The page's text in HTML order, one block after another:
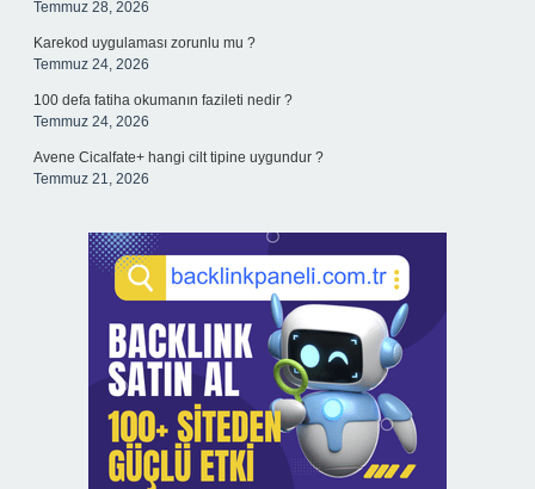
Temmuz 28, 2026
Karekod uygulaması zorunlu mu ?
Temmuz 24, 2026
100 defa fatiha okumanın fazileti nedir ?
Temmuz 24, 2026
Avene Cicalfate+ hangi cilt tipine uygundur ?
Temmuz 21, 2026